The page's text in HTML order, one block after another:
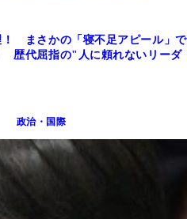
！ まさかの「寝不足アピール」で
歴代屈指の"人に頼れないリーダ
政治・国際